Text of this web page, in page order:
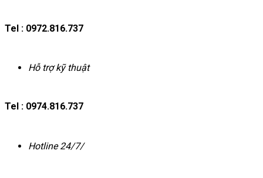
Tel : 0972.816.737
Hỗ trợ kỹ thuật
Tel : 0974.816.737
Hotline 24/7/